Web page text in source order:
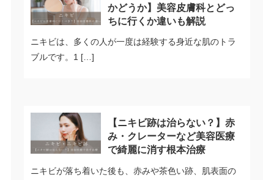
かどうか】美容皮膚科とどっ
ちに行くか違いも解説
ニキビは、多くの人が一度は経験する身近な肌のトラ
ブルです。1 […]
【ニキビ跡は治らない？】赤
み・クレーターなど美容医療
で綺麗に消す根本治療
ニキビが落ち着いた後も、赤みや茶色い跡、肌表面の